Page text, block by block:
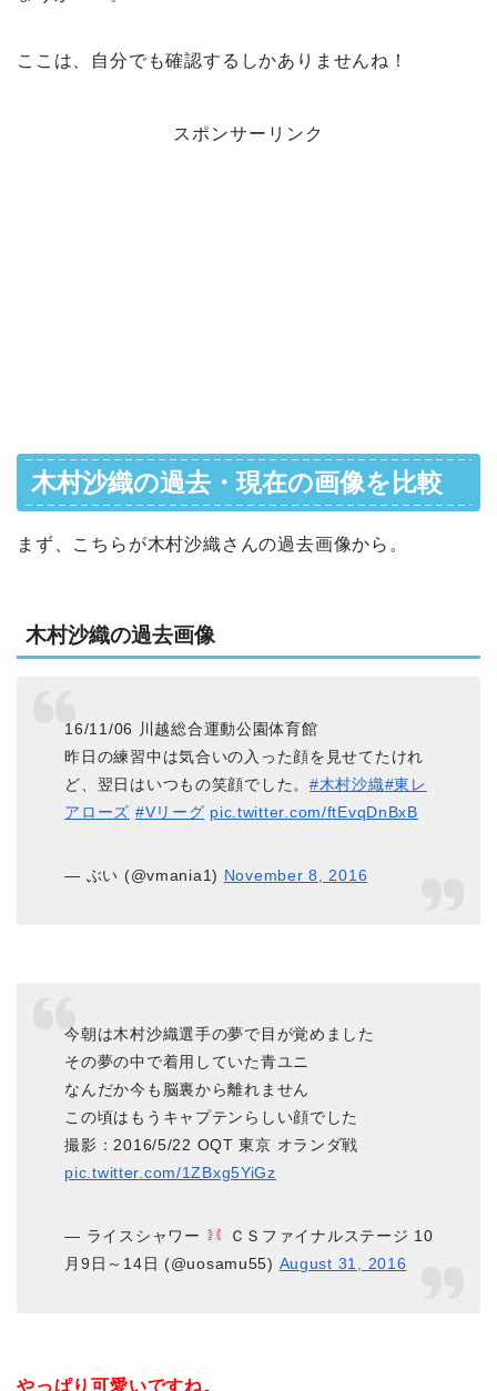
ここは、自分でも確認するしかありませんね！
スポンサーリンク
木村沙織の過去・現在の画像を比較
まず、こちらが木村沙織さんの過去画像から。
木村沙織の過去画像
16/11/06 川越総合運動公園体育館
昨日の練習中は気合いの入った顔を見せてたけれ
ど、翌日はいつもの笑顔でした。 #木村沙織#東レ
アローズ #Vリーグ pic.twitter.com/ftEvqDnBxB
— ぶい (@vmania1) November 8, 2016
今朝は木村沙織選手の夢で目が覚めました
その夢の中で着用していた青ユニ
なんだか今も脳裏から離れません
この頃はもうキャプテンらしい顔でした
撮影：2016/5/22 OQT 東京 オランダ戦
pic.twitter.com/1ZBxg5YiGz
— ライスシャワー
ＣＳファイナルステージ 10
月9日～14日 (@uosamu55) August 31, 2016
やっぱり可愛いですね。